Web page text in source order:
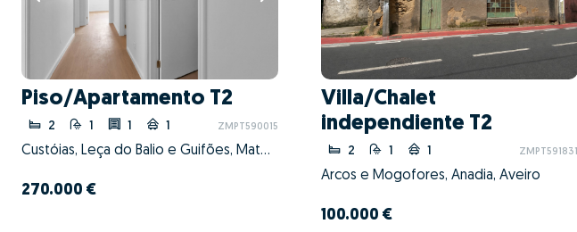
Piso/Apartamento T2
2 1 1 1 ZMPT590015
Custóias, Leça do Balio e Guifões, Matosinhos, Porto
270.000 €
Villa/Chalet
independiente T2
2 1 1 ZMPT591831
Arcos e Mogofores, Anadia, Aveiro
100.000 €